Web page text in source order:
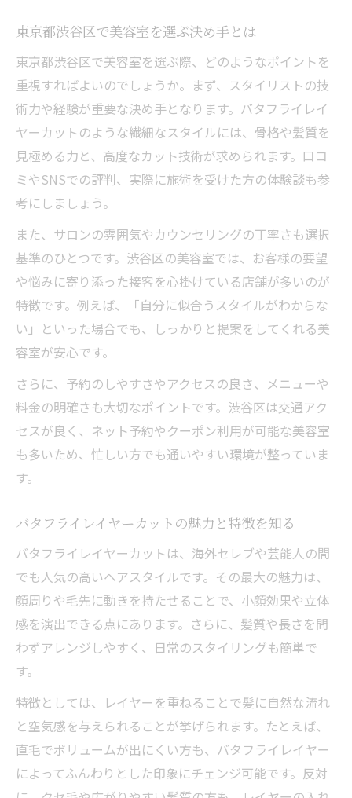
美容室の提案力で理想の自分を見つけるヒ
ント
バタフライレイヤーカットの似合わせポイ
ント
美容室体験で感じる自信の持てる変化とは
話題の美容室で叶う最新ヘアデザインとは
美容室で体験する最旬のレイヤーカット事
渋谷区の美容室発・話題のバタフライレイ
美容室の新提案でアップデートされるヘア
デザイン
美容室選びで差がつくトレンドスタイルの
美容室で感じる最新デザインの魅力と満足
感
似合わせ重視レイヤーカット成功の秘訣
コツ
美容室での事前相談で失敗を防ぐポイント
スタイリストの提案が似合わせを左右する
理由
美容室ならではの似合わせ力を体感しよう
東京都渋谷区で美容室を選ぶ決め手とは
東京都渋谷区で美容室を選ぶ際、どのようなポイントを
重視すればよいのでしょうか。まず、スタイリストの技
術力や経験が重要な決め手となります。バタフライレイ
ヤーカットのような繊細なスタイルには、骨格や髪質を
見極める力と、高度なカット技術が求められます。口コ
ミやSNSでの評判、実際に施術を受けた方の体験談も参
考にしましょう。
また、サロンの雰囲気やカウンセリングの丁寧さも選択
基準のひとつです。渋谷区の美容室では、お客様の要望
や悩みに寄り添った接客を心掛けている店舗が多いのが
特徴です。例えば、「自分に似合うスタイルがわからな
い」といった場合でも、しっかりと提案をしてくれる美
容室が安心です。
さらに、予約のしやすさやアクセスの良さ、メニューや
料金の明確さも大切なポイントです。渋谷区は交通アク
セスが良く、ネット予約やクーポン利用が可能な美容室
も多いため、忙しい方でも通いやすい環境が整っていま
す。
バタフライレイヤーカットの魅力と特徴を知る
バタフライレイヤーカットは、海外セレブや芸能人の間
でも人気の高いヘアスタイルです。その最大の魅力は、
顔周りや毛先に動きを持たせることで、小顔効果や立体
感を演出できる点にあります。さらに、髪質や長さを問
わずアレンジしやすく、日常のスタイリングも簡単で
す。
特徴としては、レイヤーを重ねることで髪に自然な流れ
と空気感を与えられることが挙げられます。たとえば、
直毛でボリュームが出にくい方も、バタフライレイヤー
によってふんわりとした印象にチェンジ可能です。反対